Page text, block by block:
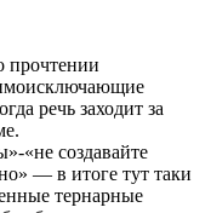
прочтении
речь заходит за
«не создавайте
— в итоге тут таки
тернарные